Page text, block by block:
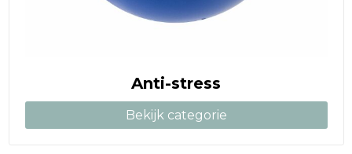
Anti-stress
Bekijk categorie